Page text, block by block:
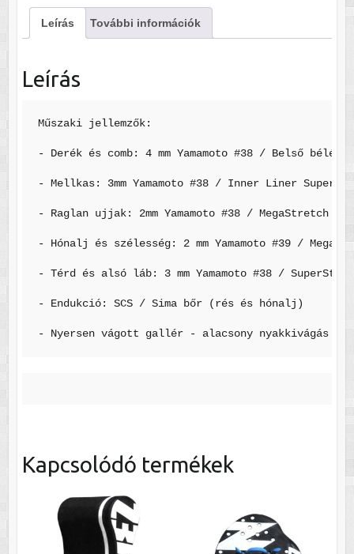
Leírás További információk
Leírás
Műszaki jellemzők:
- Derék és comb: 4 mm Yamamoto #38 / Belső bélés:
- Mellkas: 3mm Yamamoto #38 / Inner Liner
- Raglan ujjak: 2mm Yamamoto #38 / MegaStretch
- Hónalj és szélesség: 2 mm Yamamoto #39 /
- Térd és alsó láb: 3 mm Yamamoto #38 /
- Endukció: SCS / Sima bőr (rés és hónalj)
- Nyersen vágott gallér - alacsony nyakkivágás
Kapcsolódó termékek